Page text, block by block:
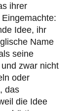
ihrer
Idee, ihr
Name
seine
zwar nicht
oder
das
die Idee